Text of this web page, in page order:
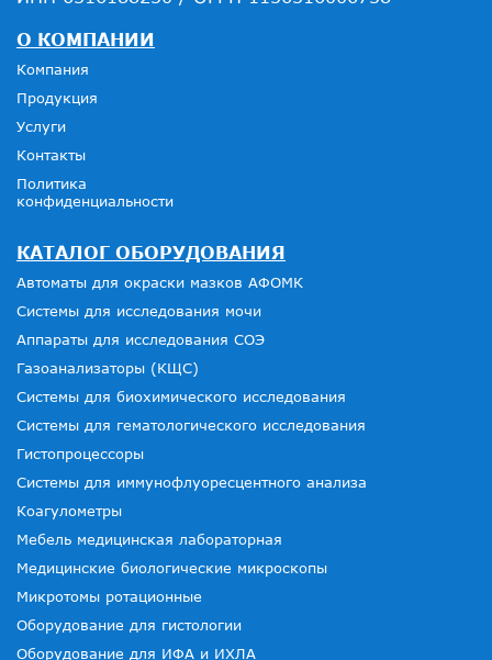
О КОМПАНИИ
Компания
Продукция
Услуги
Контакты
Политика
конфиденциальности
КАТАЛОГ ОБОРУДОВАНИЯ
Автоматы для окраски мазков АФОМК
Системы для исследования мочи
Аппараты для исследования СОЭ
Газоанализаторы (КЩС)
Системы для биохимического исследования
Системы для гематологического исследования
Гистопроцессоры
Системы для иммунофлуоресцентного анализа
Коагулометры
Мебель медицинская лабораторная
Медицинские биологические микроскопы
Микротомы ротационные
Оборудование для гистологии
Оборудование для ИФА и ИХЛА